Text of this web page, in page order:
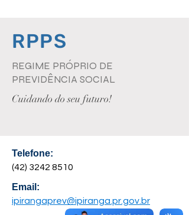
RPPS
REGIME PRÓPRIO DE
PREVIDÊNCIA SOCIAL
Cuidando do seu futuro!
Telefone:
(42) 3242 8510
Email:
ipirangaprev@ipiranga.pr.gov.br